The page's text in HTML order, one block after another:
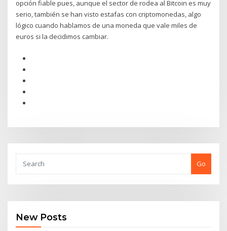
opción fiable pues, aunque el sector de rodea al Bitcoin es muy
serio, también se han visto estafas con criptomonedas, algo
lógico cuando hablamos de una moneda que vale miles de
euros si la decidimos cambiar.
Go
New Posts